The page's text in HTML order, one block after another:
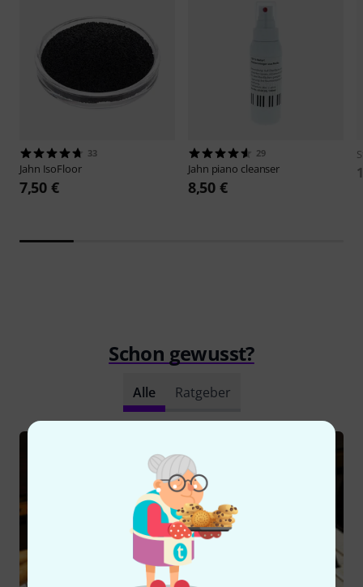
33
Jahn IsoFloor
7,50 €
29
Jahn piano cleanser
8,50 €
Schon gewusst?
Alle Ratgeber